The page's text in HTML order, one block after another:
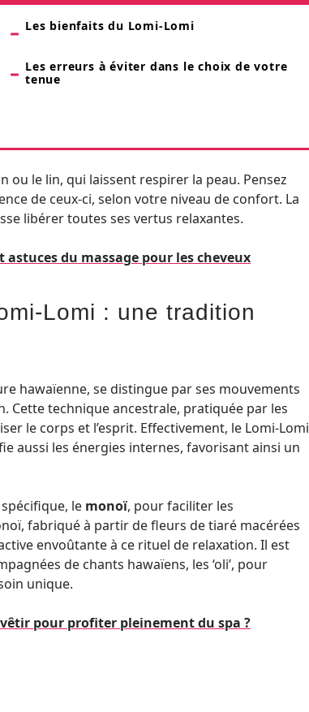
Les bienfaits du Lomi-Lomi
Les erreurs à éviter dans le choix de votre
tenue
ou le lin, qui laissent respirer la peau. Pensez
de ceux-ci, selon votre niveau de confort. La
libérer toutes ses vertus relaxantes.
du massage pour les cheveux
Lomi : une tradition
hawaïenne, se distingue par ses mouvements
Cette technique ancestrale, pratiquée par les
le corps et l’esprit. Effectivement, le Lomi-Lomi
aussi les énergies internes, favorisant ainsi un
le monoï, pour faciliter les
fabriqué à partir de fleurs de tiaré macérées
envoûtante à ce rituel de relaxation. Il est
de chants hawaïens, les ‘oli’, pour
unique.
pour profiter pleinement du spa ?